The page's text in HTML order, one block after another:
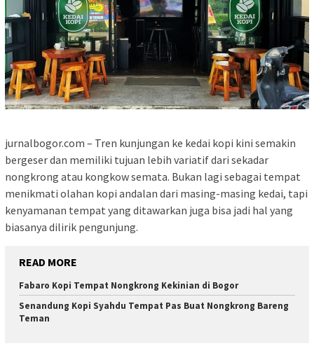
jurnalbogor.com – Tren kunjungan ke kedai kopi kini semakin
bergeser dan memiliki tujuan lebih variatif dari sekadar
nongkrong atau kongkow semata. Bukan lagi sebagai tempat
menikmati olahan kopi andalan dari masing-masing kedai, tapi
kenyamanan tempat yang ditawarkan juga bisa jadi hal yang
biasanya dilirik pengunjung.
READ MORE
Fabaro Kopi Tempat Nongkrong Kekinian di Bogor
Senandung Kopi Syahdu Tempat Pas Buat Nongkrong Bareng
Teman